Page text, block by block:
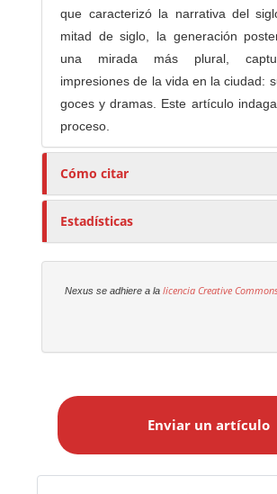
que caracterizó la narrativa del
mitad de siglo, la generación
una mirada más plural,
impresiones de la vida en la ciudad:
goces y dramas. Este artículo
proceso.
Cómo citar
Estadísticas
Nexus se adhiere a lalicencia Creative
a
Enviar un artículo